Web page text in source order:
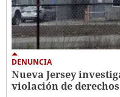
DENUNCIA
Nueva Jersey
violación de